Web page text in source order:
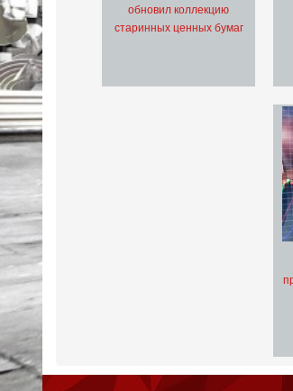
обновил коллекцию
старинных ценных бумаг